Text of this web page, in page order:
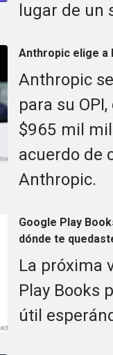
lugar de un
Anthropic elige a
Anthropic
para su
$965 mil
acuerdo de
Anthropic.
Google Play
dónde te
La próxima
Play Books
útil